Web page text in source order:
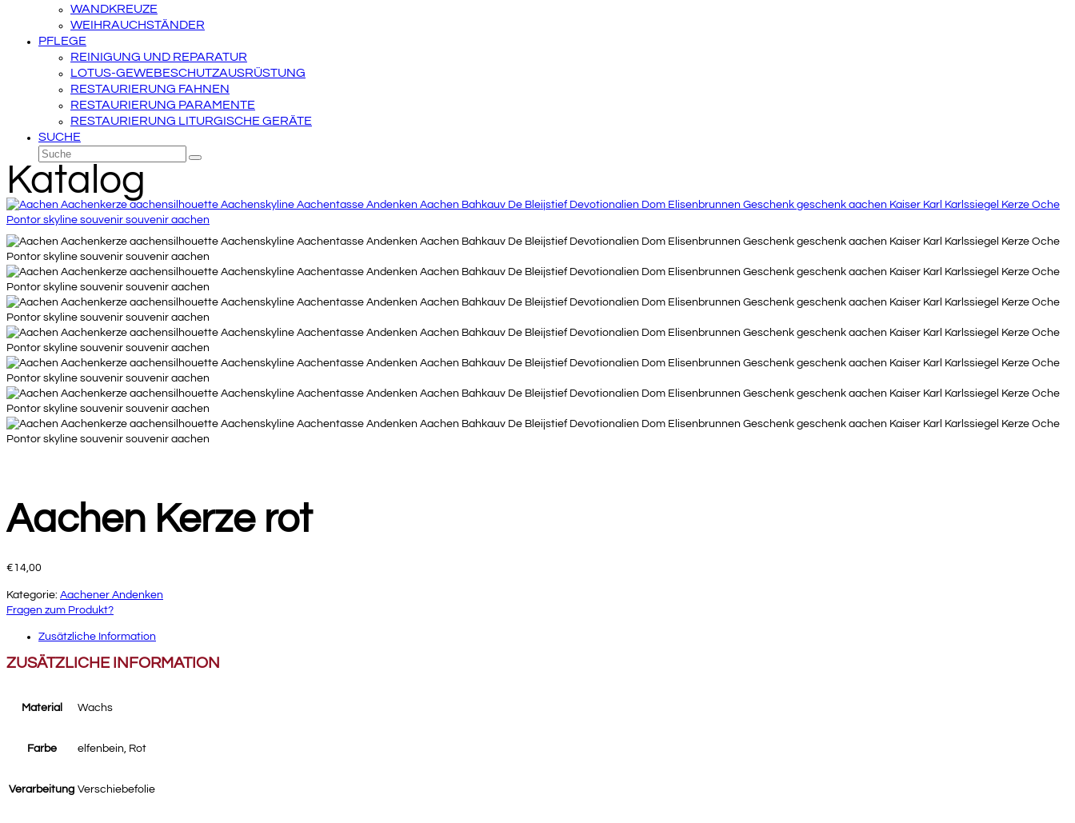
WANDKREUZE
WEIHRAUCHSTÄNDER
PFLEGE
REINIGUNG UND REPARATUR
LOTUS-GEWEBESCHUTZAUSRÜSTUNG
RESTAURIERUNG FAHNEN
RESTAURIERUNG PARAMENTE
RESTAURIERUNG LITURGISCHE GERÄTE
SUCHE
Suche
Senden
Katalog
Aachen Kerze rot
€14,00
Kategorie: Aachener Andenken
Fragen zum Produkt?
Zusätzliche Information
ZUSÄTZLICHE INFORMATION
Material Wachs
Farbe elfenbein, Rot
Verarbeitung Verschiebefolie